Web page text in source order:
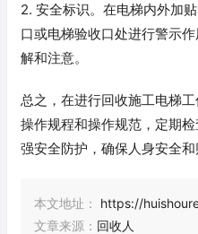
2. 安全标识。在电梯内外加
口或电梯验收口处进行警示
解和注意。
总之，在进行回收施工电梯
操作规程和操作规范，定期
强安全防护，确保人身安全和
本文地址：
https://
文章来源： 回收人